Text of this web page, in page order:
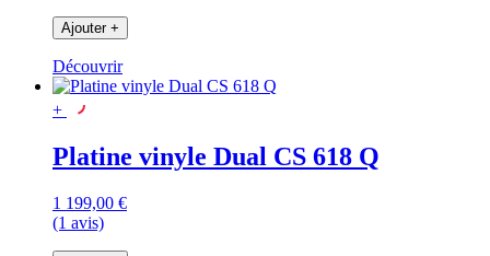
Ajouter +
Découvrir
+
Platine vinyle Dual CS 618 Q
1 199,00 €
(1 avis)